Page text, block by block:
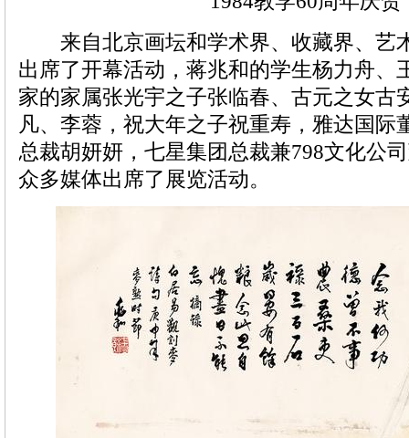
来自北京画坛和学术界、收藏界、艺
出席了开幕活动，蒋兆和的学生杨力舟、
家的家属张光宇之子张临春、古元之女古
凡、李蓉，祝大年之子祝重寿，雅达国际
总裁胡妍妍，七星集团总裁兼798文化公
众多媒体出席了展览活动。